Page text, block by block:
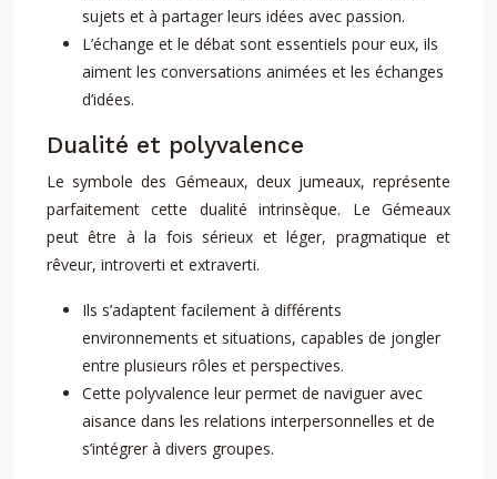
sujets et à partager leurs idées avec passion.
L’échange et le débat sont essentiels pour eux, ils
aiment les conversations animées et les échanges
d’idées.
Dualité et polyvalence
Le symbole des Gémeaux, deux jumeaux, représente
parfaitement cette dualité intrinsèque. Le Gémeaux
peut être à la fois sérieux et léger, pragmatique et
rêveur, introverti et extraverti.
Ils s’adaptent facilement à différents
environnements et situations, capables de jongler
entre plusieurs rôles et perspectives.
Cette polyvalence leur permet de naviguer avec
aisance dans les relations interpersonnelles et de
s’intégrer à divers groupes.